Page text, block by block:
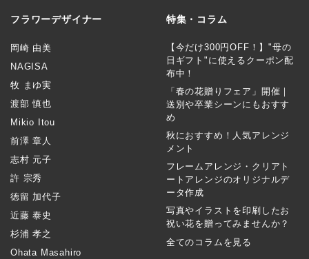
フラワーデザイナー
岡崎 由美
NAGISA
牧 まゆ実
渡部 慎也
Mikio Itou
前澤 章人
志村 元子
許 宗秀
徳留 加代子
近藤 泰史
杉浦 孝之
Ohata Masahiro
特集・コラム
【今だけ300円OFF！】"母の
日ギフト"に使えるクーポン配
布中！
「春の花贈りフェア」開催｜
送別や卒業シーンにもおすす
め
秋におすすめ！人気アレンジ
メント
フレームアレンジ・クリアト
ートアレンジのオリジナルデ
ータ作成
写真やイラストを印刷したお
祝い花を贈ってみませんか？
全てのコラムを見る